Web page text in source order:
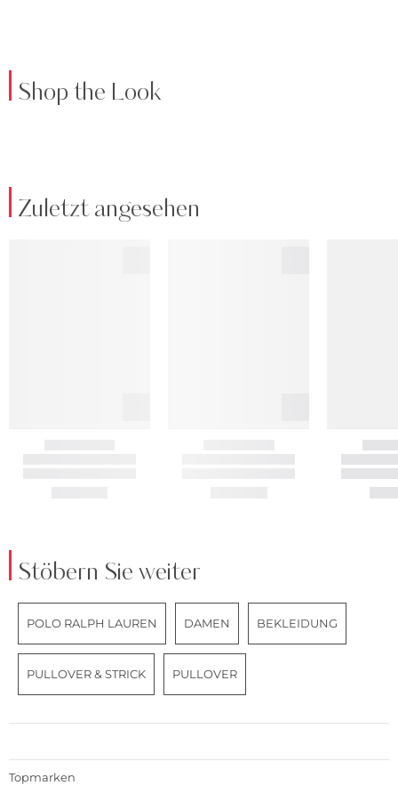
Shop the Look
Zuletzt angesehen
Stöbern Sie weiter
POLO RALPH LAUREN DAMEN BEKLEIDUNG
PULLOVER & STRICK PULLOVER
Topmarken